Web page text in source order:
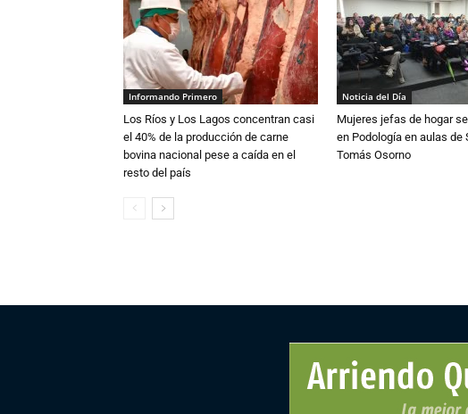
Informando Primero
Los Ríos y Los Lagos concentran casi
el 40% de la producción de carne
bovina nacional pese a caída en el
resto del país
Noticia del Día
Mujeres jefas de hogar
en Podología en aulas de
Tomás Osorno